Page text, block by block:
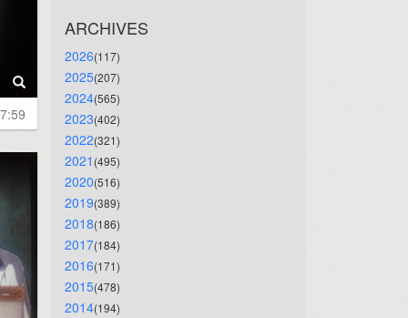
ARCHIVES
2026(117)
2025(207)
2024(565)
2023(402)
2022(321)
2021 (495)
2020(516)
2019(389)
2018(186)
2017(184)
2016(171)
2015(478)
2014(194)